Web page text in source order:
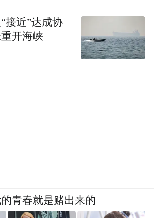
接近”达成协
开海峡
青春就是赌出来的